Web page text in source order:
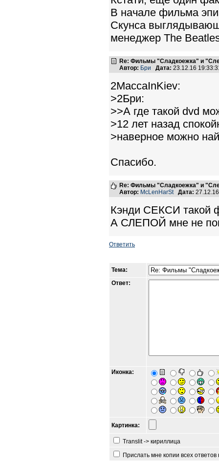
В начале фильма
Скунса
менеджер The
Re: Фильмы "Сладкоежка" и
Автор: Бри Дата: 23.12.16
2MaccaInKiev:
>2Бри:
>>А где такой dvd
>12 лет назад
>наверное можно
Спасибо.
Re: Фильмы "Сладкоежка" и
Автор: McLenHarSt Дата:
Кэнди СЕКСИ такой
А СЛЕПОЙ мне не
Ответить
Тема:
Ответ:
Иконка:
Картинка:
Translit -> кириллица
Прислать мне копии всех